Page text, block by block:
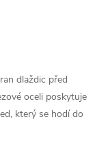
dlaždic před
oceli poskytuje
který se hodí do